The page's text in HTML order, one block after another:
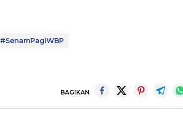
#SenamPagiWBP
BAGIKAN